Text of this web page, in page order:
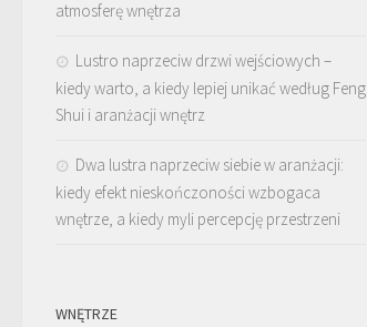
atmosferę wnętrza
Lustro naprzeciw drzwi wejściowych –
kiedy warto, a kiedy lepiej unikać według Feng
Shui i aranżacji wnętrz
Dwa lustra naprzeciw siebie w aranżacji:
kiedy efekt nieskończoności wzbogaca
wnętrze, a kiedy myli percepcję przestrzeni
WNĘTRZE